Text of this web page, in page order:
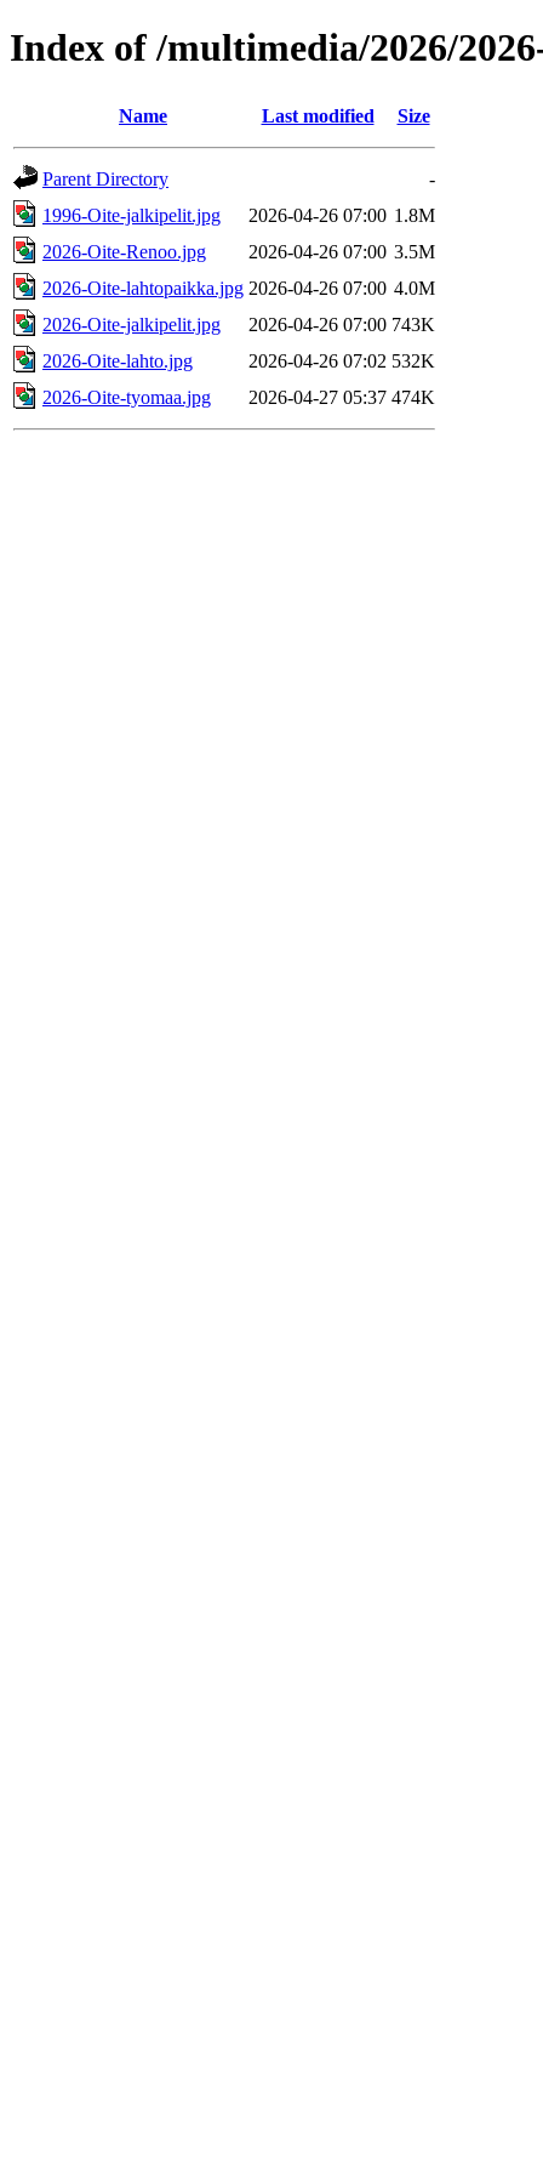
Index of /multimedia/2026/
Name Last modified Size
Parent Directory
-
1996-Oite-jalkipelit.jpg
2026-04-26 07:00 1.8M
2026-Oite-Renoo.jpg
2026-04-26 07:00 3.5M
2026-Oite-lahtopaikka.jpg 2026-04-26 07:00 4.0M
2026-Oite-jalkipelit.jpg
2026-04-26 07:00 743K
2026-Oite-lahto.jpg
2026-04-26 07:02 532K
2026-Oite-tyomaa.jpg
2026-04-27 05:37 474K